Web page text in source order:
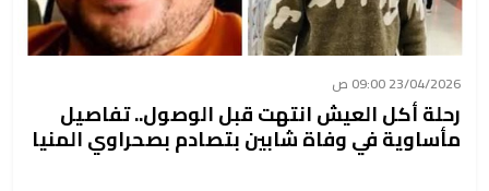
23/04/2026 09:00 ص
رحلة أكل العيش انتهت قبل الوصول.. تفاصيل
مأساوية في وفاة شابين بتصادم بصحراوي المنيا